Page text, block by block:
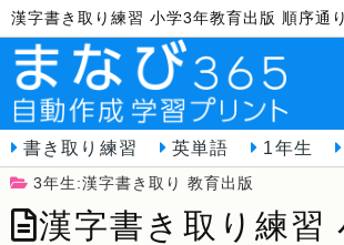
漢字書き取り練習 小学3年教育出版 順序通
書き取り練習 英単語 1年生
3年生:漢字書き取り 教育出版
漢字書き取り練習